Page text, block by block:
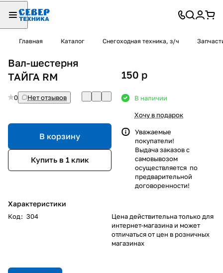
Главная Каталог Снегоходная техника, з/ч
Вал-шестерня
ТАЙГА RM
0 Нет отзывов
В корзину
Купить в 1 клик
Характеристики
Код: 304
150 p
В наличии
Хочу в подарок
Уважаемые
покупатели!
Выдача заказов с
самовывозом
осуществляется по
предварительной
договоренности!
Цена действительна только для
интернет-магазина и может
отличаться от цен в розничных
магазинах